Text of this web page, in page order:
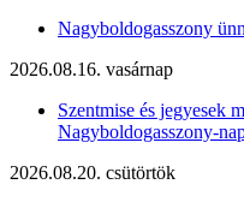
Nagyboldogasszony
2026.08.16. vasárnap
Szentmise és jegyesek
Nagyboldogasszony-
2026.08.20. csütörtök